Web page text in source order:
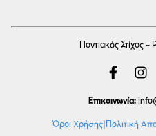
Ποντιακός Στίχος
Επικοινωνία: info
Όροι Χρήσης| Πολιτική